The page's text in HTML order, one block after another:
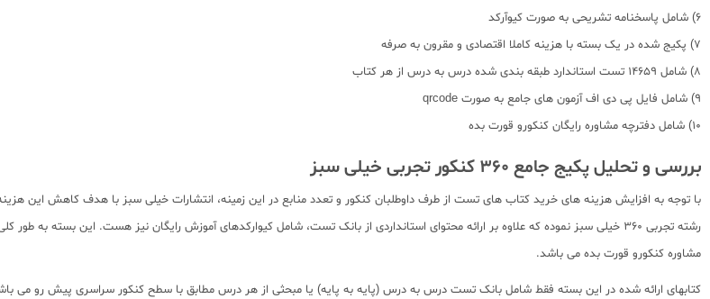
6) شامل پاسخنامه تشریحی به صورت کیوآرکد
7) پکیج شده در یک بسته با هزینه کاملا اقتصادی و مقرون به صرفه
8) شامل 14659 تست استاندارد طبقه بندی شده درس به درس از هر کتاب
9) شامل فایل پی دی اف آزمون های جامع به صورت qrcode
10) شامل دفترچه مشاوره رایگان کنکورو قورت بده
بررسی و تحلیل پکیج جامع 360 کنکور تجربی خیلی سبز
با توجه به افزایش هزینه های خرید کتاب های تست از طرف داوطلبان کنکور و تعدد منابع در این زمینه، انتشارات خیلی سبز با هدف کاهش این
مشاوره کنکورو قورت بده می باشد.
کتابهای ارائه شده در این بسته فقط شامل بانک تست درس به درس (پایه به پایه) یا مبحثی از هر درس مطابق با سطح کنکور سراسری پیش رو می